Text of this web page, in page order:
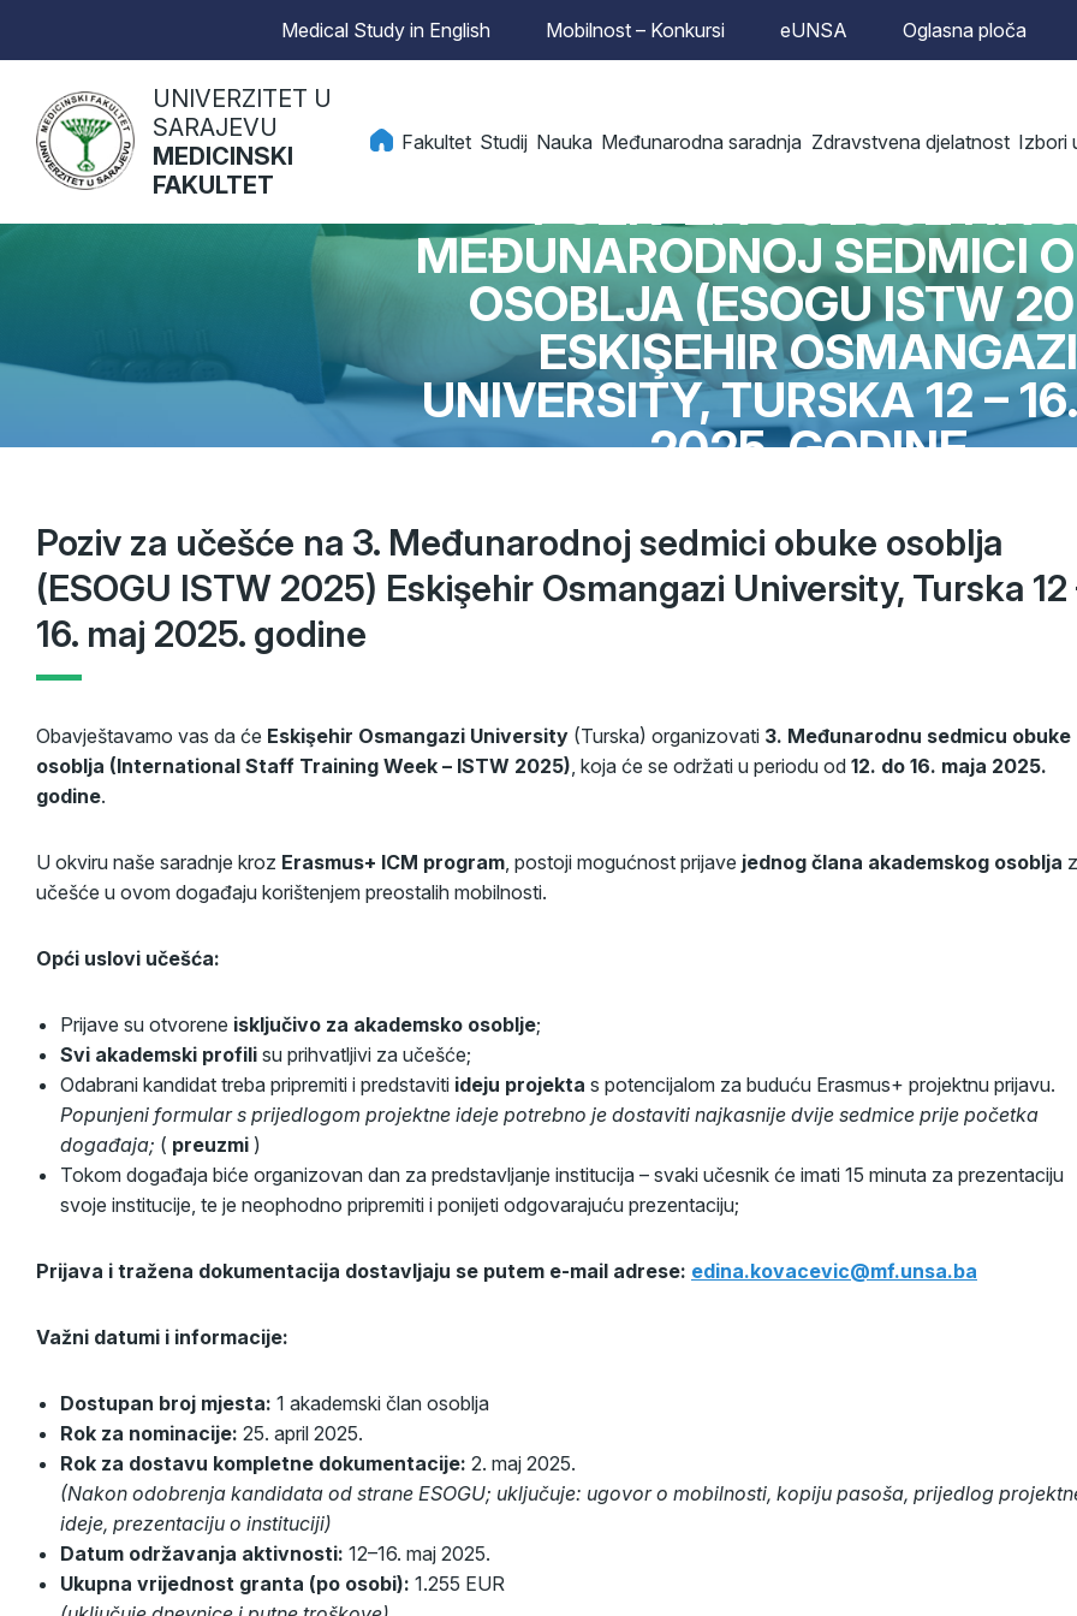
Medical Study in English Mobilnost – Konkursi eUNSA Oglasna ploča
UNIVERZITET U
SARAJEVU
MEDICINSKI
FAKULTET
Fakultet Studij Nauka Međunarodna saradnja Zdravstvena djelatnost Izbori
FAKULTET
POZIV ZA UČEŠĆE NA
MEĐUNARODNOJ SEDMICI
OSOBLJA (ESOGU ISTW
ESKIŞEHIR OSMANGAZI
UNIVERSITY, TURSKA 12 –
2025. GODINE
Poziv za učešće na 3. Međunarodnoj sedmici obuke osoblja
(ESOGU ISTW 2025) Eskişehir Osmangazi University, Turska 12
16. maj 2025. godine
Obavještavamo vas da će Eskişehir Osmangazi University (Turska) organizovati 3. Međunarodnu sedmicu obuke
osoblja (International Staff Training Week – ISTW 2025), koja će se održati u periodu od 12. do 16. maja 2025.
godine.
U okviru naše saradnje kroz Erasmus+ ICM program, postoji mogućnost prijave jednog člana akademskog osoblja
učešće u ovom događaju korištenjem preostalih mobilnosti.
Opći uslovi učešća:
Prijave su otvorene isključivo za akademsko osoblje;
Svi akademski profili su prihvatljivi za učešće;
Odabrani kandidat treba pripremiti i predstaviti ideju projekta s potencijalom za buduću Erasmus+ projektnu prijavu.
Popunjeni formular s prijedlogom projektne ideje potrebno je dostaviti najkasnije dvije sedmice prije početka
događaja; ( preuzmi )
Tokom događaja biće organizovan dan za predstavljanje institucija – svaki učesnik će imati 15 minuta za prezentaciju
svoje institucije, te je neophodno pripremiti i ponijeti odgovarajuću prezentaciju;
Prijava i tražena dokumentacija dostavljaju se putem e-mail adrese: edina.kovacevic@mf.unsa.ba
Važni datumi i informacije:
Dostupan broj mjesta: 1 akademski član osoblja
Rok za nominacije: 25. april 2025.
Rok za dostavu kompletne dokumentacije: 2. maj 2025.
(Nakon odobrenja kandidata od strane ESOGU; uključuje: ugovor o mobilnosti, kopiju pasoša, prijedlog
ideje, prezentaciju o instituciji)
Datum održavanja aktivnosti: 12–16. maj 2025.
Ukupna vrijednost granta (po osobi): 1.255 EUR